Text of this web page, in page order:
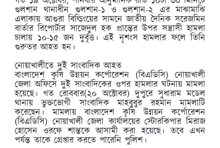
গুলশান থানাধীন গুলশান-১ ও গুলশান-২ এর মাঝামাঝি
এলাকায় আগুরা বিল্ডিংয়ের সামনে জাতীয় দৈনিক সরেজমিন
বার্তার রিপোর্টার সাজেদুল হক প্রান্তের উপর সন্ত্রাসী হামলা
চালায় ১০-১৫ জন দুর্বৃত্ত। এই নৃশংস হামলার ফলে তিনি
গুরুতর আহত হন।
নোয়াখালীতে দুই সাংবাদিক আহত
বাংলাদেশ কৃষি উন্নয়ন কর্পোরেশন (বিএডিসি) নোয়াখালী
জেলা অফিসে দুই সাংবাদিকের ওপর হামলার ঘটনায় মামলা
হয়েছে। গত রোববার(২০ অক্টোবর) দুপুরে সুধারাম মডেল
থানায় ভুক্তভোগী সাংবাদিক মাহবুবুর রহমান মামলাটি
করেছেন। মামলায় বাংলাদেশ কৃষি উন্নয়ন কর্পোরেশন
(বিএডিসি) নোয়াখালী জেলা কার্যালয়ের স্টোরকিপার মিরাজ
হোসেন ওরফে শান্তকে আসামী করা হয়েছে। তবে এখন
পর্যন্ত তাকে গ্রেপ্তার করতে পারেনি পুলিশ।